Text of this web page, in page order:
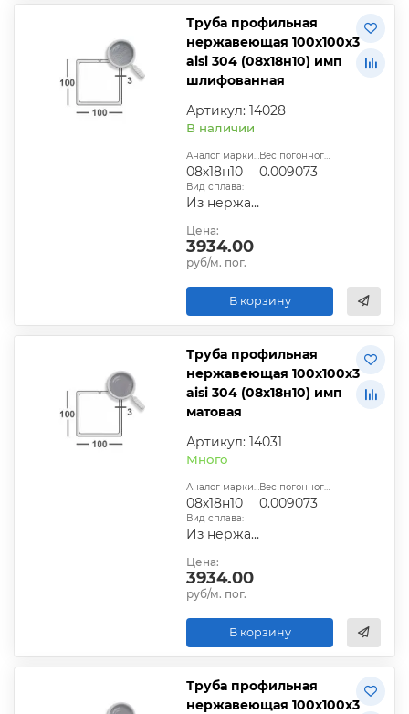
Труба профильная
нержавеющая 100х100х3
aisi 304 (08х18н10) имп
шлифованная
Артикул: 14028
В наличии
Аналог марки стали:
08х18н10
Вес погонного метра, т.:
0.009073
Вид сплава:
Из нержавеющей стали
Цена:
3934.00
руб/м. пог.
В корзину
Труба профильная
нержавеющая 100х100х3
aisi 304 (08х18н10) имп
матовая
Артикул: 14031
Много
Аналог марки стали:
08х18н10
Вес погонного метра, т.:
0.009073
Вид сплава:
Из нержавеющей стали
Цена:
3934.00
руб/м. пог.
В корзину
Труба профильная
нержавеющая 100х100х3